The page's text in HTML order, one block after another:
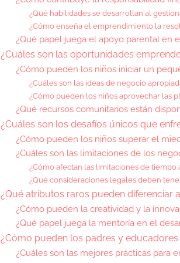
¿Qué habilidades se desarrollan al
¿Cómo enseña el emprendimiento la
¿Qué papel juega el apoyo parental en
¿Cuáles son las oportunidades
¿Cómo pueden los niños iniciar un
¿Cuáles son las ideas de negocio
¿Cómo pueden los niños aprovechar las
¿Qué recursos comunitarios están
¿Cuáles son los desafíos únicos que
¿Cómo pueden los niños superar el
¿Cuáles son las limitaciones de los
¿Cómo afectan las limitaciones de
¿Qué consideraciones legales deben
¿Qué atributos raros pueden diferenciar
¿Cómo pueden la creatividad y la
¿Qué papel juega la mentoría en el
¿Cómo pueden los padres y
¿Cuáles son las mejores prácticas para